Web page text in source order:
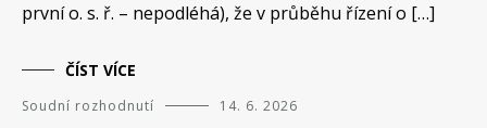
první o. s. ř. – nepodléhá), že v průběhu řízení o […]
ČÍST VÍCE
Soudní rozhodnutí 14. 6. 2026